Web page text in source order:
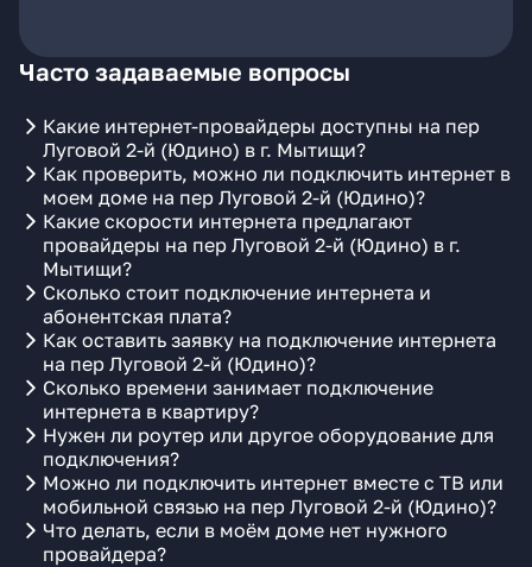
Часто задаваемые вопросы
Какие интернет-провайдеры доступны на пер
Луговой 2-й (Юдино) в г. Мытищи?
Как проверить, можно ли подключить интернет в
моем доме на пер Луговой 2-й (Юдино)?
Какие скорости интернета предлагают
провайдеры на пер Луговой 2-й (Юдино) в г.
Мытищи?
Сколько стоит подключение интернета и
абонентская плата?
Как оставить заявку на подключение интернета
на пер Луговой 2-й (Юдино)?
Сколько времени занимает подключение
интернета в квартиру?
Нужен ли роутер или другое оборудование для
подключения?
Можно ли подключить интернет вместе с ТВ или
мобильной связью на пер Луговой 2-й (Юдино)?
Что делать, если в моём доме нет нужного
провайдера?